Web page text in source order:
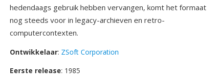
hedendaags gebruik hebben vervangen, komt het formaat
nog steeds voor in legacy-archieven en retro-
computercontexten.
Ontwikkelaar: ZSoft Corporation
Eerste release: 1985